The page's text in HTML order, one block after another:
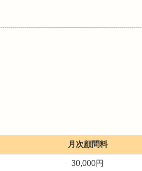
月次顧問料
30,000円